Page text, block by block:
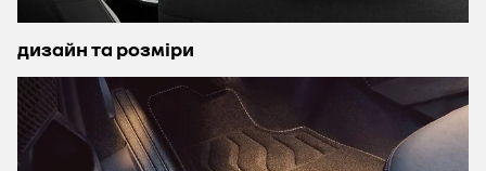
дизайн та розміри